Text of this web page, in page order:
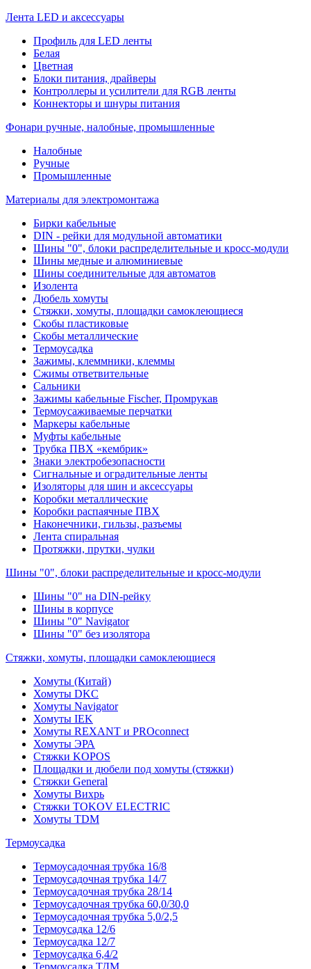
Лента LED и аксессуары
Профиль для LED ленты
Белая
Цветная
Блоки питания, драйверы
Контроллеры и усилители для RGB ленты
Коннекторы и шнуры питания
Фонари ручные, налобные, промышленные
Налобные
Ручные
Промышленные
Материалы для электромонтажа
Бирки кабельные
DIN - рейки для модульной автоматики
Шины "0", блоки распределительные и кросс-модули
Шины медные и алюминиевые
Шины соединительные для автоматов
Изолента
Дюбель хомуты
Стяжки, хомуты, площадки самоклеющиеся
Скобы пластиковые
Скобы металлические
Термоусадка
Зажимы, клеммники, клеммы
Сжимы ответвительные
Сальники
Зажимы кабельные Fischer, Промрукав
Термоусаживаемые перчатки
Маркеры кабельные
Муфты кабельные
Трубка ПВХ «кембрик»
Знаки электробезопасности
Сигнальные и оградительные ленты
Изоляторы для шин и аксессуары
Коробки металлические
Коробки распаячные ПВХ
Наконечники, гильзы, разъемы
Лента спиральная
Протяжки, прутки, чулки
Шины "0", блоки распределительные и кросс-модули
Шины "0" на DIN-рейку
Шины в корпусе
Шины "0" Navigator
Шины "0" без изолятора
Стяжки, хомуты, площадки самоклеющиеся
Хомуты (Китай)
Хомуты DKC
Хомуты Navigator
Хомуты IEK
Хомуты REXANT и PROconnect
Хомуты ЭРА
Стяжки KOPOS
Площадки и дюбели под хомуты (стяжки)
Стяжки General
Хомуты Вихрь
Стяжки TOKOV ELECTRIC
Хомуты TDM
Термоусадка
Термоусадочная трубка 16/8
Термоусадочная трубка 14/7
Термоусадочная трубка 28/14
Термоусадочная трубка 60,0/30,0
Термоусадочная трубка 5,0/2,5
Термоусадка 12/6
Термоусадка 12/7
Термоусадка 6,4/2
Термоусадка ТДМ